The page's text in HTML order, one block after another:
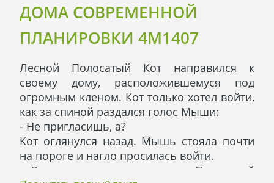
ДОМА СОВРЕМЕННОЙ
ПЛАНИРОВКИ 4M1407
Лесной Полосатый Кот направился к
своему дому, расположившемуся под
огромным кленом. Кот только хотел войти,
как за спиной раздался голос Мыши:
- Не пригласишь, а?
Кот оглянулся назад. Мышь стояла почти
на пороге и нагло просилась войти.
- Ладно, заходи, - согласился Полосатый